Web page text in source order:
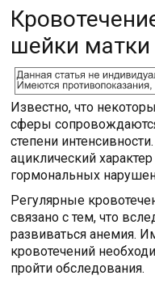
шейки матки
Известно, что
сферы
степени
ациклический
гормональных
Регулярные
связано с тем, что
развиваться анемия.
кровотечений
пройти обследования.